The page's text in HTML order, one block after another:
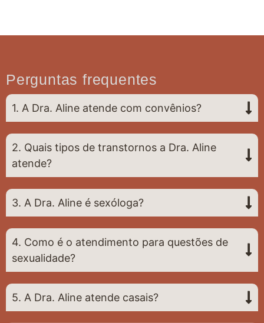
Perguntas frequentes
1. A Dra. Aline atende com convênios?
2. Quais tipos de transtornos a Dra. Aline
atende?
3. A Dra. Aline é sexóloga?
4. Como é o atendimento para questões de
sexualidade?
5. A Dra. Aline atende casais?